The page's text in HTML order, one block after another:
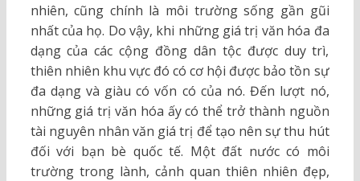
nhiên, cũng chính là môi trường sống gần gũi
nhất của họ. Do vậy, khi những giá trị văn hóa đa
dạng của các cộng đồng dân tộc được duy trì,
thiên nhiên khu vực đó có cơ hội được bảo tồn sự
đa dạng và giàu có vốn có của nó. Đến lượt nó,
những giá trị văn hóa ấy có thể trở thành nguồn
tài nguyên nhân văn giá trị để tạo nên sự thu hút
đối với bạn bè quốc tế. Một đất nước có môi
trường trong lành, cảnh quan thiên nhiên đẹp,